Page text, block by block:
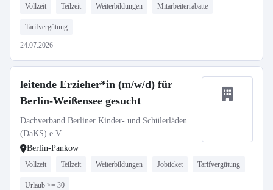
Vollzeit Teilzeit Weiterbildungen Mitarbeiterrabatte
Tarifvergütung
24.07.2026
leitende Erzieher*in (m/w/d) für
Berlin-Weißensee gesucht
Dachverband Berliner Kinder- und Schülerläden
(DaKS) e.V.
Berlin-Pankow
Vollzeit Teilzeit Weiterbildungen Jobticket Tarifvergütung
Urlaub >= 30